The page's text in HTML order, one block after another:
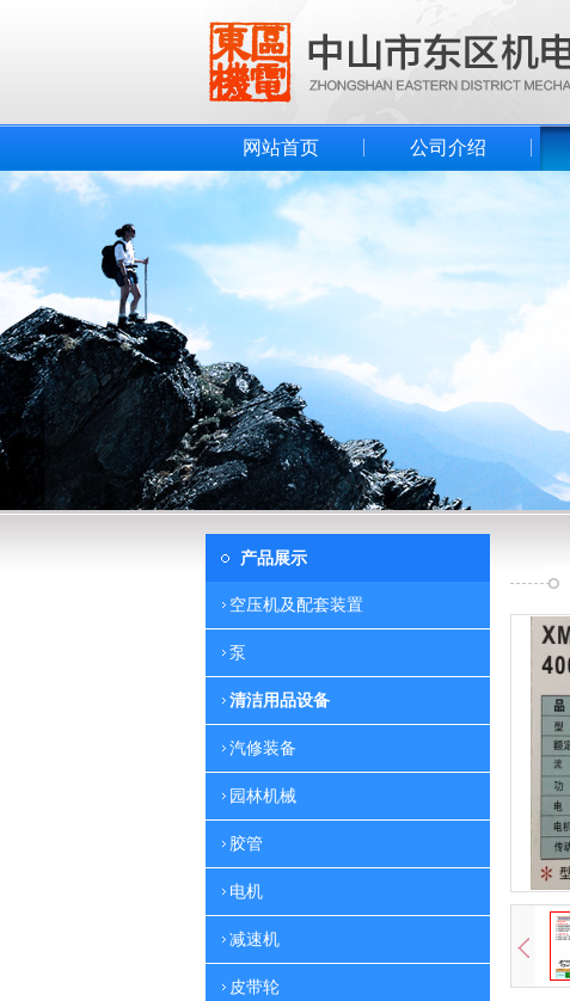
网站首页 公司介绍
产品展示
空压机及配套装置
泵
清洁用品设备
汽修装备
园林机械
胶管
电机
减速机
皮带轮